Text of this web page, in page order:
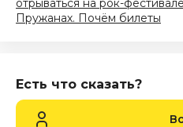
отрываться на рок-
Пружанах. Почём билеты
Есть что сказать?